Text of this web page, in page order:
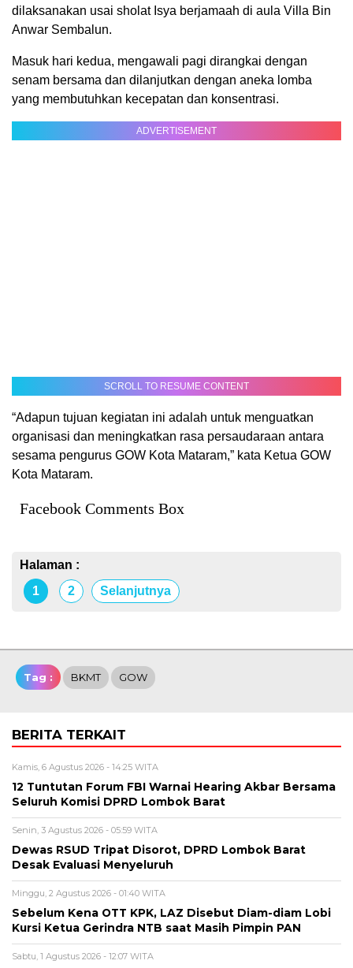
dilaksanakan usai sholat Isya berjamaah di aula Villa Bin
Anwar Sembalun.
Masuk hari kedua, mengawali pagi dirangkai dengan
senam bersama dan dilanjutkan dengan aneka lomba
yang membutuhkan kecepatan dan konsentrasi.
ADVERTISEMENT
SCROLL TO RESUME CONTENT
“Adapun tujuan kegiatan ini adalah untuk menguatkan
organisasi dan meningkatkan rasa persaudaraan antara
sesama pengurus GOW Kota Mataram,” kata Ketua GOW
Kota Mataram.
Facebook Comments Box
Halaman :
1
2 Selanjutnya
Tag : BKMT GOW
BERITA TERKAIT
Kamis, 6 Agustus 2026 - 14:25 WITA
12 Tuntutan Forum FBI Warnai Hearing Akbar Bersama
Seluruh Komisi DPRD Lombok Barat
Senin, 3 Agustus 2026 - 05:59 WITA
Dewas RSUD Tripat Disorot, DPRD Lombok Barat
Desak Evaluasi Menyeluruh
Minggu, 2 Agustus 2026 - 01:40 WITA
Sebelum Kena OTT KPK, LAZ Disebut Diam-diam Lobi
Kursi Ketua Gerindra NTB saat Masih Pimpin PAN
Sabtu, 1 Agustus 2026 - 12:07 WITA